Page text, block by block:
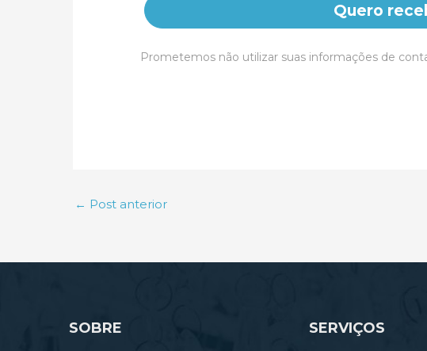
Quero
Prometemos não utilizar suas informações de
← Post anterior
SOBRE SERVIÇOS